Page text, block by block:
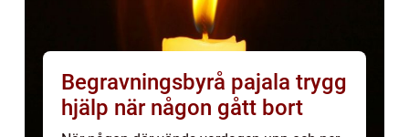
Begravningsbyrå pajala trygg
hjälp när någon gått bort